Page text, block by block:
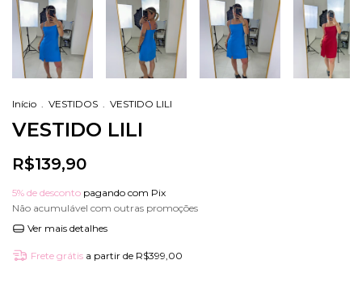
Início . VESTIDOS . VESTIDO LILI
VESTIDO LILI
R$139,90
5% de desconto pagando com Pix
Não acumulável com outras promoções
Ver mais detalhes
Frete grátis a partir de R$399,00